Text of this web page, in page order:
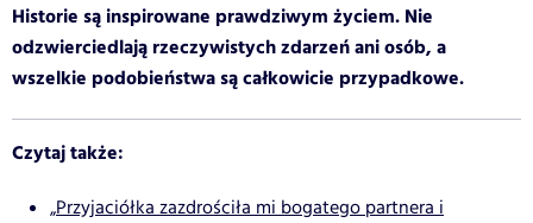
Historie są inspirowane prawdziwym życiem. Nie
odzwierciedlają rzeczywistych zdarzeń ani osób, a
wszelkie podobieństwa są całkowicie przypadkowe.
Czytaj także:
„Przyjaciółka zazdrościła mi bogatego partnera i